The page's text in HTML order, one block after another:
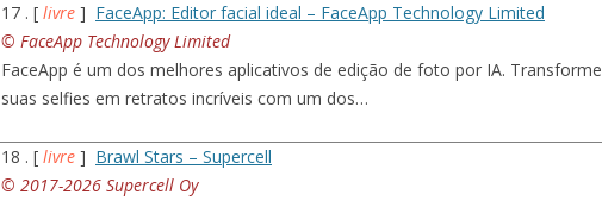
17 . [ livre ] FaceApp: Editor facial ideal – FaceApp Technology Limited
© FaceApp Technology Limited
FaceApp é um dos melhores aplicativos de edição de foto por IA. Transforme
suas selfies em retratos incríveis com um dos…
18 . [ livre ] Brawl Stars – Supercell
© 2017-2026 Supercell Oy